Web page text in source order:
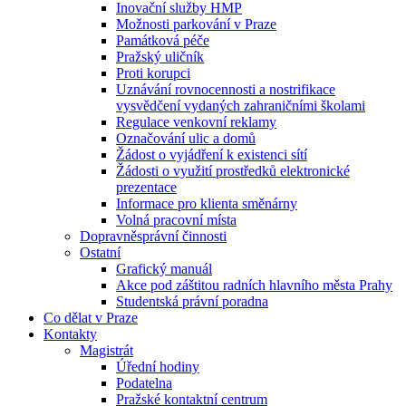
Inovační služby HMP
Možnosti parkování v Praze
Památková péče
Pražský uličník
Proti korupci
Uznávání rovnocennosti a nostrifikace
vysvědčení vydaných zahraničními školami
Regulace venkovní reklamy
Označování ulic a domů
Žádost o vyjádření k existenci sítí
Žádosti o využití prostředků elektronické
prezentace
Informace pro klienta směnárny
Volná pracovní místa
Dopravněsprávní činnosti
Ostatní
Grafický manuál
Akce pod záštitou radních hlavního města Prahy
Studentská právní poradna
Co dělat v Praze
Kontakty
Magistrát
Úřední hodiny
Podatelna
Pražské kontaktní centrum